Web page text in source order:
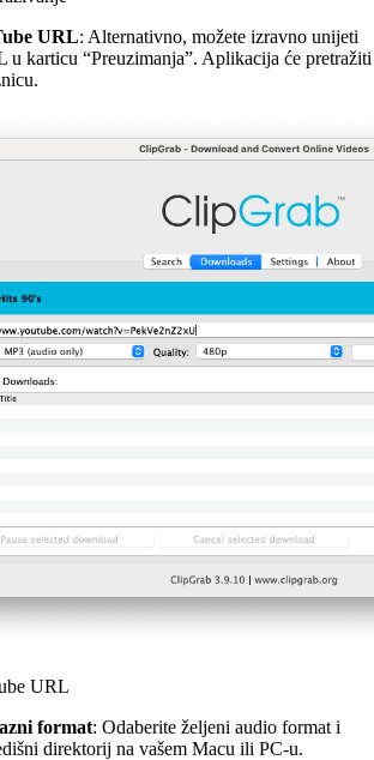
URL: Alternativno, možete izravno unijeti
u karticu “Preuzimanja”. Aplikacija će pretražiti
URL
format: Odaberite željeni audio format i
direktorij na vašem Macu ili PC-u.